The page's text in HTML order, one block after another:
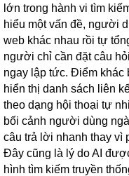
lớn trong hành vi tìm
hiểu một vấn đề, người
web khác nhau rồi tự
người chỉ cần đặt câu
ngay lập tức. Điểm khác
hiển thị danh sách liên
theo dạng hội thoại tự
bối cảnh người dùng
câu trả lời nhanh thay vì
Đây cũng là lý do AI
hình tìm kiếm truyền